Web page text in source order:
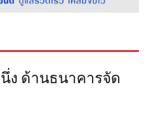
นึ่ง ด้านธนาคารจัด